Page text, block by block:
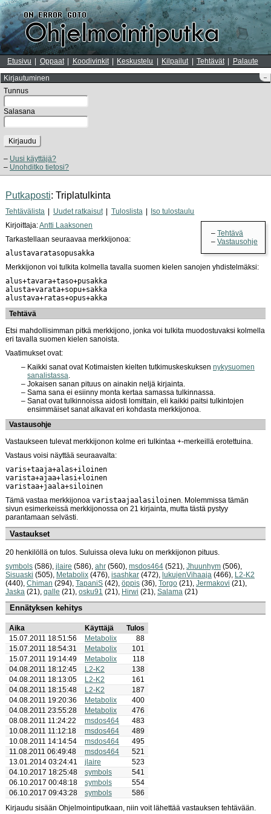
Etusivu Oppaat Koodivinkit Keskustelu Kilpailut Tehtävät Palaute
–
Kirjautuminen
Tunnus
Salasana
Kirjaudu
Uusi käyttäjä?
Unohditko tietosi?
Putkaposti: Triplatulkinta
Tehtävälista Uudet ratkaisut Tuloslista Iso tulostaulu
Tehtävä
Vastausohje
Kirjoittaja:Antti Laaksonen
Tarkastellaan seuraavaa merkkijonoa:
alustavaratasopusakka
Merkkijonon voi tulkita kolmella tavalla suomen kielen sanojen yhdistelmäksi:
alus+tavara+taso+pusakka
alusta+varata+sopu+sakka
alustava+ratas+opus+akka
Tehtävä
Etsi mahdollisimman pitkä merkkijono, jonka voi tulkita muodostuvaksi kolmella
eri tavalla suomen kielen sanoista.
Vaatimukset ovat:
Kaikki sanat ovat Kotimaisten kielten tutkimuskeskuksen nykysuomen
sanalistassa.
Jokaisen sanan pituus on ainakin neljä kirjainta.
Sama sana ei esiinny monta kertaa samassa tulkinnassa.
Sanat ovat tulkinnoissa aidosti lomittain, eli kaikki paitsi tulkintojen
ensimmäiset sanat alkavat eri kohdasta merkkijonoa.
Vastausohje
Vastaukseen tulevat merkkijonon kolme eri tulkintaa +-merkeillä erotettuina.
Vastaus voisi näyttää seuraavalta:
varis+taaja+alas+iloinen
varista+ajaa+lasi+loinen
varistaa+jaala+siloinen
Tämä vastaa merkkijonoa varistaajaalasiloinen. Molemmissa tämän
sivun esimerkeissä merkkijonossa on 21 kirjainta, mutta tästä pystyy
parantamaan selvästi.
Vastaukset
20 henkilöllä on tulos. Suluissa oleva luku on merkkijonon pituus.
symbols (586), jlaire (586), ahr (560), msdos464 (521), Jhuunhym (506),
Sisuaski (505), Metabolix (476), isashkar (472), lukujenVihaaja (466), L2-K2
(440), Chiman (294), TapaniS (42), öppis (36), Torgo (21), Jermakovi (21),
Jaska (21), qalle (21), osku91 (21), Hirwi (21), Salama (21)
Ennätyksen kehitys
Aika Käyttäjä
Tulos
15.07.2011 18:51:56
Metabolix
88
15.07.2011 18:54:31
Metabolix
101
15.07.2011 19:14:49
Metabolix
118
04.08.2011 18:12:45
L2-K2
138
04.08.2011 18:13:05
L2-K2
161
04.08.2011 18:15:48
L2-K2
187
04.08.2011 19:20:36
Metabolix
400
04.08.2011 23:55:28
Metabolix
476
08.08.2011 11:24:22
msdos464
483
10.08.2011 11:12:18
msdos464
489
10.08.2011 14:14:54
msdos464
495
11.08.2011 06:49:48
msdos464
521
13.01.2014 03:24:41
jlaire
523
04.10.2017 18:25:48
symbols
541
06.10.2017 00:48:18
symbols
554
06.10.2017 09:43:28
symbols
586
Kirjaudu sisään Ohjelmointiputkaan, niin voit lähettää vastauksen tehtävään.